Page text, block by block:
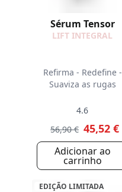
Sérum Tensor
LIFT INTEGRAL
Refirma - Redefine -
Suaviza as rugas
4.6
56,90 € 45,52 €
Adicionar ao
carrinho
EDIÇÃO LIMITADA